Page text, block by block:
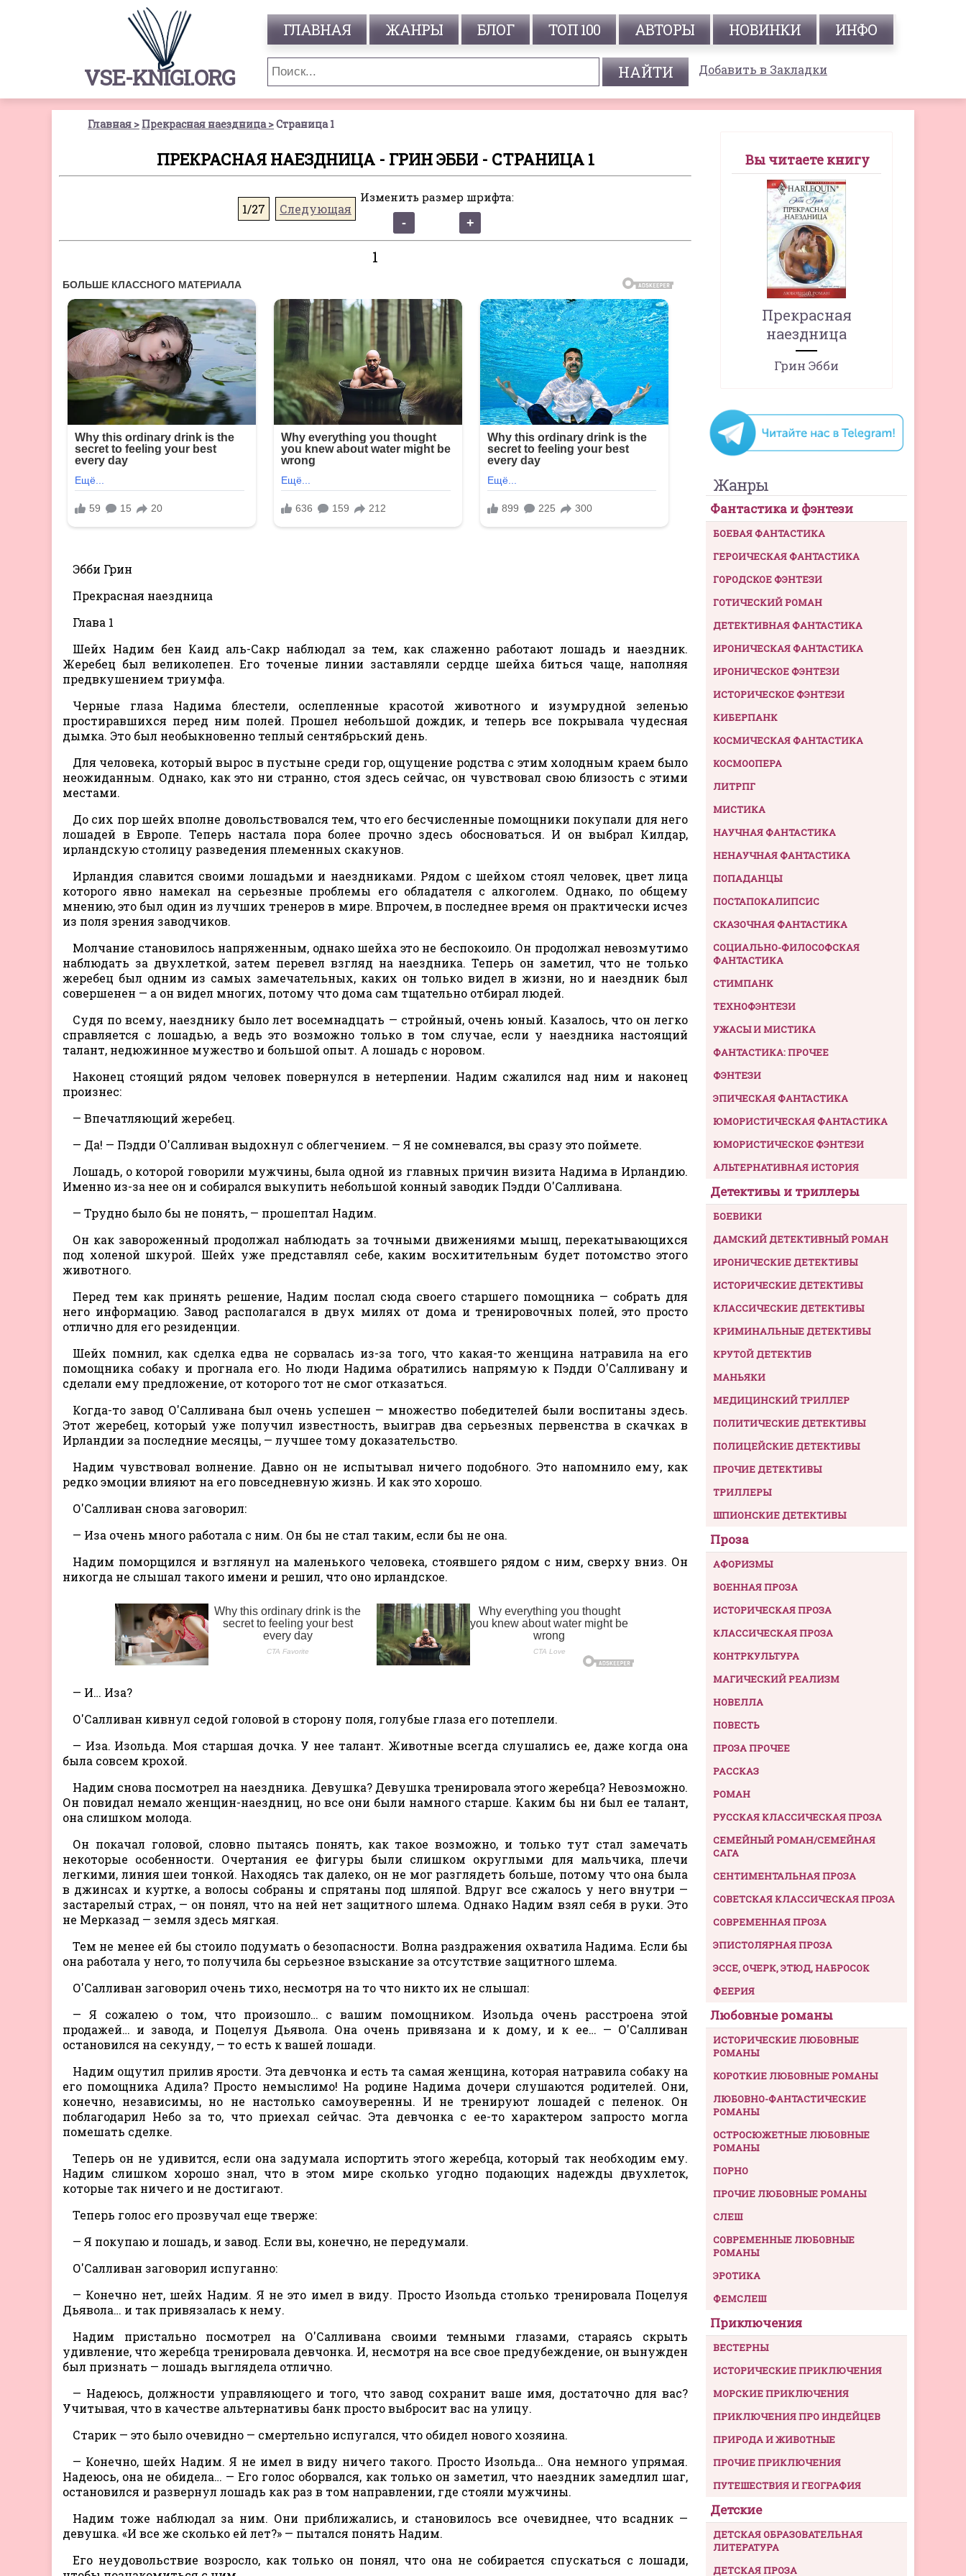
VSE-KNIGI.ORG
ГЛАВНАЯ ЖАНРЫ БЛОГ ТОП 100 АВТОРЫ НОВИНКИ ИНФО
Добавить в Закладки
Главная Прекрасная наездница Страница 1
ПРЕКРАСНАЯ НАЕЗДНИЦА - ГРИН ЭББИ - СТРАНИЦА 1
1/27 Следующая
Изменить размер шрифта:
1
Эбби Грин
Прекрасная наездница
Глава 1
Шейх Надим бен Каид аль-Сакр наблюдал за тем, как слаженно работают лошадь и наездник.
Жеребец был великолепен. Его точеные линии заставляли сердце шейха биться чаще, наполняя
предвкушением триумфа.
Черные глаза Надима блестели, ослепленные красотой животного и изумрудной зеленью
простиравшихся перед ним полей. Прошел небольшой дождик, и теперь все покрывала чудесная
дымка. Это был необыкновенно теплый сентябрьский день.
Для человека, который вырос в пустыне среди гор, ощущение родства с этим холодным краем было
неожиданным. Однако, как это ни странно, стоя здесь сейчас, он чувствовал свою близость с этими
местами.
До сих пор шейх вполне довольствовался тем, что его бесчисленные помощники покупали для него
лошадей в Европе. Теперь настала пора более прочно здесь обосноваться. И он выбрал Килдар,
ирландскую столицу разведения племенных скакунов.
Ирландия славится своими лошадьми и наездниками. Рядом с шейхом стоял человек, цвет лица
которого явно намекал на серьезные проблемы его обладателя с алкоголем. Однако, по общему
мнению, это был один из лучших тренеров в мире. Впрочем, в последнее время он практически исчез
из поля зрения заводчиков.
Молчание становилось напряженным, однако шейха это не беспокоило. Он продолжал невозмутимо
наблюдать за двухлеткой, затем перевел взгляд на наездника. Теперь он заметил, что не только
жеребец был одним из самых замечательных, каких он только видел в жизни, но и наездник был
совершенен — а он видел многих, потому что дома сам тщательно отбирал людей.
Судя по всему, наезднику было лет восемнадцать — стройный, очень юный. Казалось, что он легко
справляется с лошадью, а ведь это возможно только в том случае, если у наездника настоящий
талант, недюжинное мужество и большой опыт. А лошадь с норовом.
Наконец стоящий рядом человек повернулся в нетерпении. Надим сжалился над ним и наконец
произнес:
— Впечатляющий жеребец.
— Да! — Пэдди О'Салливан выдохнул с облегчением. — Я не сомневался, вы сразу это поймете.
Лошадь, о которой говорили мужчины, была одной из главных причин визита Надима в Ирландию.
Именно из-за нее он и собирался выкупить небольшой конный заводик Пэдди О'Салливана.
— Трудно было бы не понять, — прошептал Надим.
Он как завороженный продолжал наблюдать за точными движениями мышц, перекатывающихся
под холеной шкурой. Шейх уже представлял себе, каким восхитительным будет потомство этого
животного.
Перед тем как принять решение, Надим послал сюда своего старшего помощника — собрать для
него информацию. Завод располагался в двух милях от дома и тренировочных полей, это просто
отлично для его резиденции.
Шейх помнил, как сделка едва не сорвалась из-за того, что какая-то женщина натравила на его
помощника собаку и прогнала его. Но люди Надима обратились напрямую к Пэдди О'Салливану и
сделали ему предложение, от которого тот не смог отказаться.
Когда-то завод О'Салливана был очень успешен — множество победителей были воспитаны здесь.
Этот жеребец, который уже получил известность, выиграв два серьезных первенства в скачках в
Ирландии за последние месяцы, — лучшее тому доказательство.
Надим чувствовал волнение. Давно он не испытывал ничего подобного. Это напомнило ему, как
редко эмоции влияют на его повседневную жизнь. И как это хорошо.
О'Салливан снова заговорил:
— Иза очень много работала с ним. Он бы не стал таким, если бы не она.
Надим поморщился и взглянул на маленького человека, стоявшего рядом с ним, сверху вниз. Он
никогда не слышал такого имени и решил, что оно ирландское.
— И… Иза?
О'Салливан кивнул седой головой в сторону поля, голубые глаза его потеплели.
— Иза. Изольда. Моя старшая дочка. У нее талант. Животные всегда слушались ее, даже когда она
была совсем крохой.
Надим снова посмотрел на наездника. Девушка? Девушка тренировала этого жеребца? Невозможно.
Он повидал немало женщин-наездниц, но все они были намного старше. Каким бы ни был ее талант,
она слишком молода.
Он покачал головой, словно пытаясь понять, как такое возможно, и только тут стал замечать
некоторые особенности. Очертания ее фигуры были слишком округлыми для мальчика, плечи
легкими, линия шеи тонкой. Находясь так далеко, он не мог разглядеть больше, потому что она была
в джинсах и куртке, а волосы собраны и спрятаны под шляпой. Вдруг все сжалось у него внутри —
застарелый страх, — он понял, что на ней нет защитного шлема. Однако Надим взял себя в руки. Это
не Мерказад — земля здесь мягкая.
Тем не менее ей бы стоило подумать о безопасности. Волна раздражения охватила Надима. Если бы
она работала у него, то получила бы серьезное взыскание за отсутствие защитного шлема.
О'Салливан заговорил очень тихо, несмотря на то что никто их не слышал:
— Я сожалею о том, что произошло… с вашим помощником. Изольда очень расстроена этой
продажей… и завода, и Поцелуя Дьявола. Она очень привязана и к дому, и к ее… — О'Салливан
остановился на секунду, — то есть к вашей лошади.
Надим ощутил прилив ярости. Эта девчонка и есть та самая женщина, которая натравила собаку на
его помощника Адила? Просто немыслимо! На родине Надима дочери слушаются родителей. Они,
конечно, независимы, но не настолько самоуверенны. И не тренируют лошадей с пеленок. Он
поблагодарил Небо за то, что приехал сейчас. Эта девчонка с ее-то характером запросто могла
помешать сделке.
Теперь он не удивится, если она задумала испортить этого жеребца, который так необходим ему.
Надим слишком хорошо знал, что в этом мире сколько угодно подающих надежды двухлеток,
которые так ничего и не достигают.
Теперь голос его прозвучал еще тверже:
— Я покупаю и лошадь, и завод. Если вы, конечно, не передумали.
О'Салливан заговорил испуганно:
— Конечно нет, шейх Надим. Я не это имел в виду. Просто Изольда столько тренировала Поцелуя
Дьявола… и так привязалась к нему.
Надим пристально посмотрел на О'Салливана своими темными глазами, стараясь скрыть
удивление, что жеребца тренировала девчонка. И, несмотря на все свое предубеждение, он вынужден
был признать — лошадь выглядела отлично.
— Надеюсь, должности управляющего и того, что завод сохранит ваше имя, достаточно для вас?
Учитывая, что в качестве альтернативы банк просто выбросит вас на улицу.
Старик — это было очевидно — смертельно испугался, что обидел нового хозяина.
— Конечно, шейх Надим. Я не имел в виду ничего такого. Просто Изольда… Она немного упрямая.
Надеюсь, она не обидела… — Его голос оборвался, как только он заметил, что наездник замедлил шаг,
остановился и развернул лошадь как раз в том направлении, где стояли мужчины.
Надим тоже наблюдал за ним. Они приближались, и становилось все очевиднее, что всадник —
девушка. «И все же сколько ей лет?» — пытался понять Надим.
Его неудовольствие возросло, как только он понял, что она не собирается спускаться с лошади,
Вы читаете книгу
Прекрасная
наездница
Грин Эбби
Жанры
Фантастика и фэнтези
БОЕВАЯ ФАНТАСТИКА
ГЕРОИЧЕСКАЯ ФАНТАСТИКА
ГОРОДСКОЕ ФЭНТЕЗИ
ГОТИЧЕСКИЙ РОМАН
ДЕТЕКТИВНАЯ ФАНТАСТИКА
ИРОНИЧЕСКАЯ ФАНТАСТИКА
ИРОНИЧЕСКОЕ ФЭНТЕЗИ
ИСТОРИЧЕСКОЕ ФЭНТЕЗИ
КИБЕРПАНК
КОСМИЧЕСКАЯ ФАНТАСТИКА
КОСМООПЕРА
ЛИТРПГ
МИСТИКА
НАУЧНАЯ ФАНТАСТИКА
НЕНАУЧНАЯ ФАНТАСТИКА
ПОПАДАНЦЫ
ПОСТАПОКАЛИПСИС
СКАЗОЧНАЯ ФАНТАСТИКА
СОЦИАЛЬНО-ФИЛОСОФСКАЯ
ФАНТАСТИКА
СТИМПАНК
ТЕХНОФЭНТЕЗИ
УЖАСЫ И МИСТИКА
ФАНТАСТИКА: ПРОЧЕЕ
ФЭНТЕЗИ
ЭПИЧЕСКАЯ ФАНТАСТИКА
ЮМОРИСТИЧЕСКАЯ ФАНТАСТИКА
ЮМОРИСТИЧЕСКОЕ ФЭНТЕЗИ
АЛЬТЕРНАТИВНАЯ ИСТОРИЯ
Детективы и триллеры
БОЕВИКИ
ДАМСКИЙ ДЕТЕКТИВНЫЙ РОМАН
ИРОНИЧЕСКИЕ ДЕТЕКТИВЫ
ИСТОРИЧЕСКИЕ ДЕТЕКТИВЫ
КЛАССИЧЕСКИЕ ДЕТЕКТИВЫ
КРИМИНАЛЬНЫЕ ДЕТЕКТИВЫ
КРУТОЙ ДЕТЕКТИВ
МАНЬЯКИ
МЕДИЦИНСКИЙ ТРИЛЛЕР
ПОЛИТИЧЕСКИЕ ДЕТЕКТИВЫ
ПОЛИЦЕЙСКИЕ ДЕТЕКТИВЫ
ПРОЧИЕ ДЕТЕКТИВЫ
ТРИЛЛЕРЫ
ШПИОНСКИЕ ДЕТЕКТИВЫ
Проза
АФОРИЗМЫ
ВОЕННАЯ ПРОЗА
ИСТОРИЧЕСКАЯ ПРОЗА
КЛАССИЧЕСКАЯ ПРОЗА
КОНТРКУЛЬТУРА
МАГИЧЕСКИЙ РЕАЛИЗМ
НОВЕЛЛА
ПОВЕСТЬ
ПРОЗА ПРОЧЕЕ
РАССКАЗ
РОМАН
РУССКАЯ КЛАССИЧЕСКАЯ ПРОЗА
СЕМЕЙНЫЙ РОМАН/СЕМЕЙНАЯ
САГА
СЕНТИМЕНТАЛЬНАЯ ПРОЗА
СОВЕТСКАЯ КЛАССИЧЕСКАЯ ПРОЗА
СОВРЕМЕННАЯ ПРОЗА
ЭПИСТОЛЯРНАЯ ПРОЗА
ЭССЕ, ОЧЕРК, ЭТЮД, НАБРОСОК
ФЕЕРИЯ
Любовные романы
ИСТОРИЧЕСКИЕ ЛЮБОВНЫЕ
РОМАНЫ
КОРОТКИЕ ЛЮБОВНЫЕ РОМАНЫ
ЛЮБОВНО-ФАНТАСТИЧЕСКИЕ
РОМАНЫ
ОСТРОСЮЖЕТНЫЕ ЛЮБОВНЫЕ
РОМАНЫ
ПОРНО
ПРОЧИЕ ЛЮБОВНЫЕ РОМАНЫ
СЛЕШ
СОВРЕМЕННЫЕ ЛЮБОВНЫЕ
РОМАНЫ
ЭРОТИКА
ФЕМСЛЕШ
Приключения
ВЕСТЕРНЫ
ИСТОРИЧЕСКИЕ ПРИКЛЮЧЕНИЯ
МОРСКИЕ ПРИКЛЮЧЕНИЯ
ПРИКЛЮЧЕНИЯ ПРО ИНДЕЙЦЕВ
ПРИРОДА И ЖИВОТНЫЕ
ПРОЧИЕ ПРИКЛЮЧЕНИЯ
ПУТЕШЕСТВИЯ И ГЕОГРАФИЯ
Детские
ДЕТСКАЯ ОБРАЗОВАТЕЛЬНАЯ
ЛИТЕРАТУРА
ДЕТСКАЯ ПРОЗА